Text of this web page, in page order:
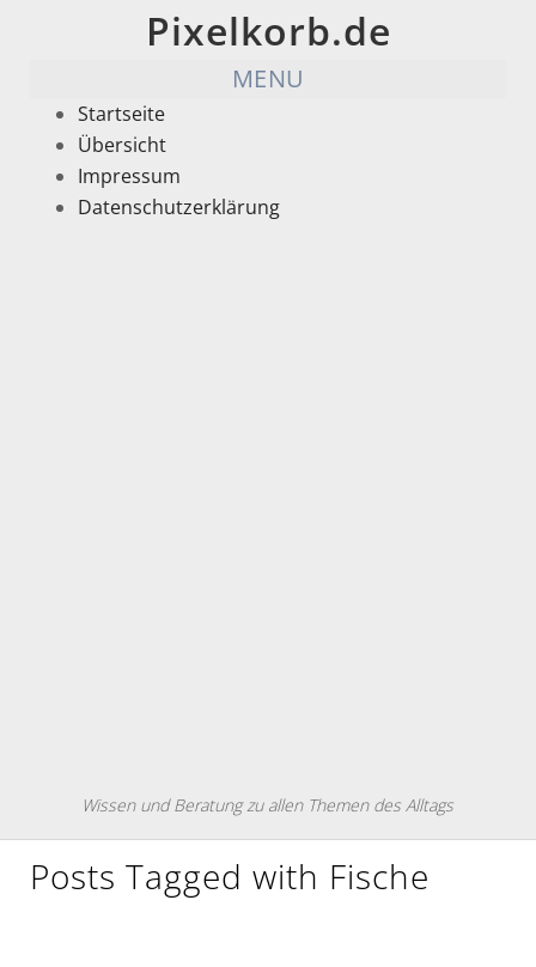
Pixelkorb.de
MENU
Startseite
Übersicht
Impressum
Datenschutzerklärung
Wissen und Beratung zu allen Themen des Alltags
Posts Tagged with Fische